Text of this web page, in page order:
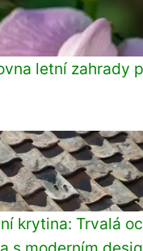
letní zahrady
krytina: Trvalá